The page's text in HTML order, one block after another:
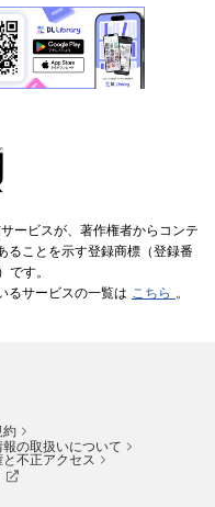
ービスが、著作権者からコンテ
ることを示す登録商標（登録番
す。
るサービスの一覧は こちら 。
約
報の取扱いについて
不正アクセス